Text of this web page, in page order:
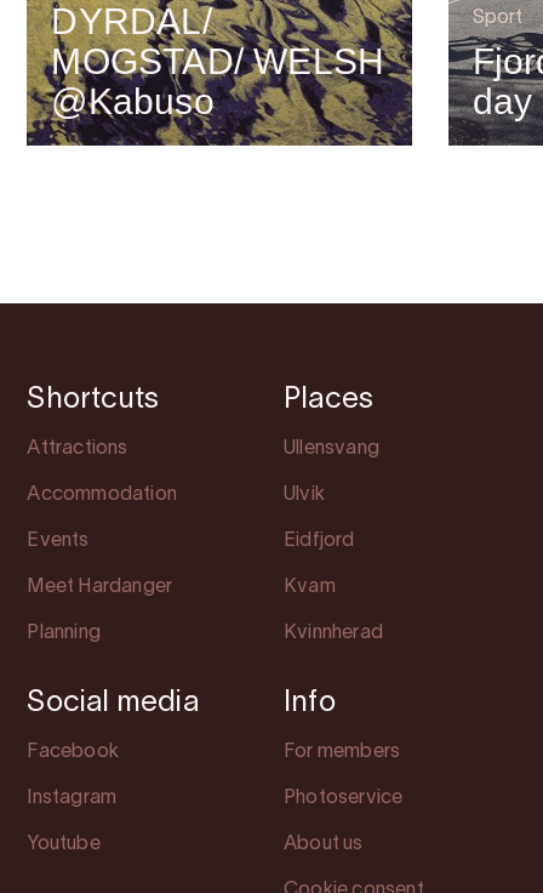
DYRDAL/
MOGSTAD/ WELSH
@Kabuso
Sport
day
Shortcuts
Attractions
Accommodation
Events
Meet Hardanger
Planning
Places
Ullensvang
Ulvik
Eidfjord
Kvam
Kvinnherad
Social media
Facebook
Instagram
Youtube
Info
For members
Photoservice
About us